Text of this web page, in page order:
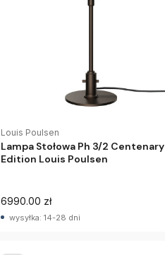
Louis Poulsen
Lampa Stołowa Ph 3/2 Centenary
Edition Louis Poulsen
6990.00 zł
wysyłka: 14-28 dni